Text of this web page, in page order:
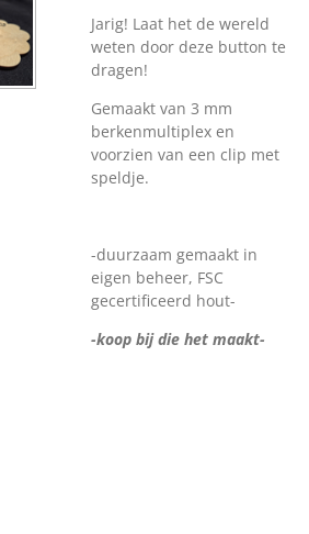
Jarig! Laat het de wereld
weten door deze button te
dragen!
Gemaakt van 3 mm
berkenmultiplex en
voorzien van een clip met
speldje.
-duurzaam gemaakt in
eigen beheer, FSC
gecertificeerd hout-
-koop bij die het maakt-